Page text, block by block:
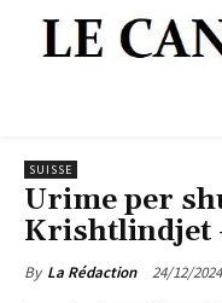
SUISSE
Urime per
Krishtlindjet
By La Rédaction 24/12/2024